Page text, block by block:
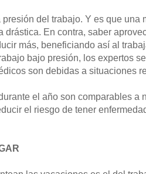
del trabajo. Y es que
En contra, saber
más, beneficiando así al
bajo presión, los expertos
son debidas a situaciones
el año son comparables a
el riesgo de tener